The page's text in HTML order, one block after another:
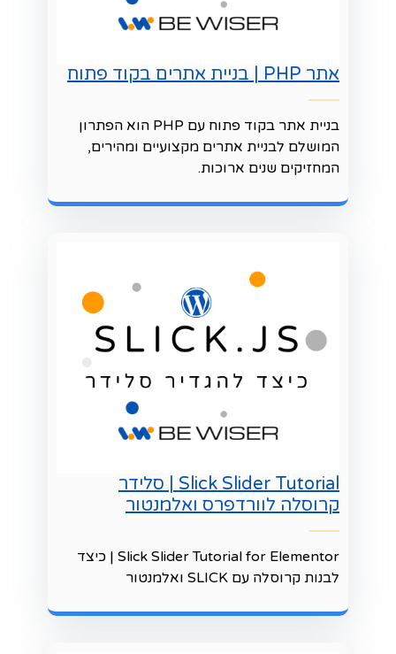
אתר PHP | בניית אתרים בקוד פתוח
בניית אתר בקוד פתוח עם PHP הוא הפתרון
המושלם לבניית אתרים מקצועיים ומהירים,
המחזיקים שנים ארוכות.
Slick Slider Tutorial | סלידר
קרוסלה לוורדפרס ואלמנטור
Slick Slider Tutorial for Elementor | כיצד
לבנות קרוסלה עם SLICK ואלמנטור